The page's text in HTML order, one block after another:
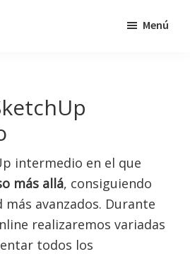
Menú
intermedio en el que
más allá, consiguiendo
más avanzados. Durante
realizaremos variadas
todos los